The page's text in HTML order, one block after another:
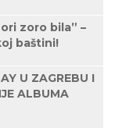
zoro bila” –
baštini!
U ZAGREBU I
ALBUMA